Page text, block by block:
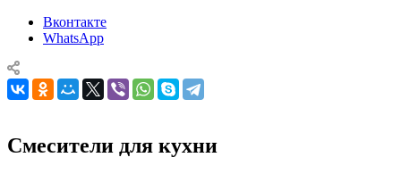
Вконтакте
WhatsApp
Смесители для кухни